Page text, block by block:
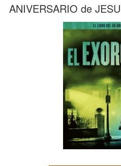
ANIVERSARIO de